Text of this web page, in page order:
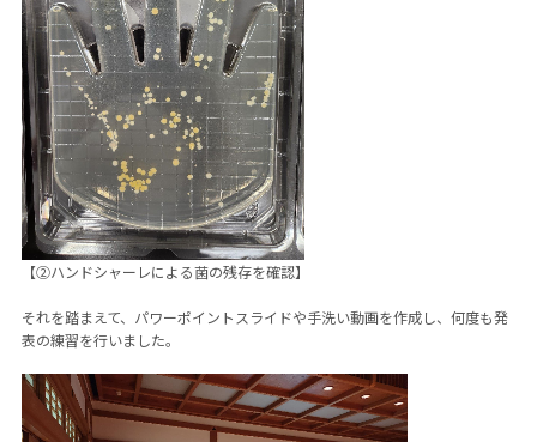
【②ハンドシャーレによる菌の残存を確認】
それを踏まえて、パワーポイントスライドや手洗い動画を作成し、何度も発
表の練習を行いました。